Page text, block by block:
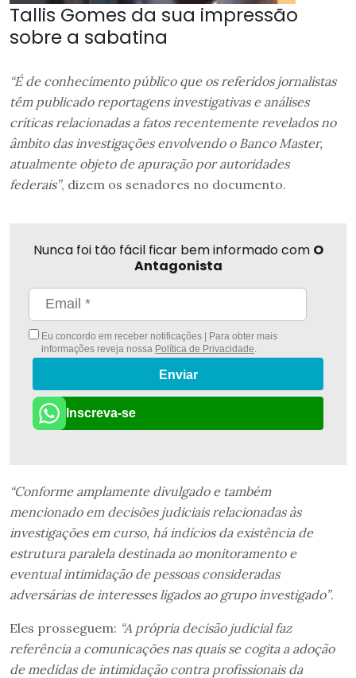
Tallis Gomes da sua impressão
sobre a sabatina
“É de conhecimento público que os referidos jornalistas
têm publicado reportagens investigativas e análises
críticas relacionadas a fatos recentemente revelados no
âmbito das investigações envolvendo o Banco Master,
atualmente objeto de apuração por autoridades
federais”, dizem os senadores no documento.
Nunca foi tão fácil ficar bem informado com O
Antagonista
Eu concordo em receber notificações | Para obter mais
informações reveja nossa Política de Privacidade
Enviar
Inscreva-se
“Conforme amplamente divulgado e também
mencionado em decisões judiciais relacionadas às
investigações em curso, há indícios da existência de
estrutura paralela destinada ao monitoramento e
eventual intimidação de pessoas consideradas
adversárias de interesses ligados ao grupo investigado”.
Eles prosseguem: “A própria decisão judicial faz
referência a comunicações nas quais se cogita a adoção
de medidas de intimidação contra profissionais da